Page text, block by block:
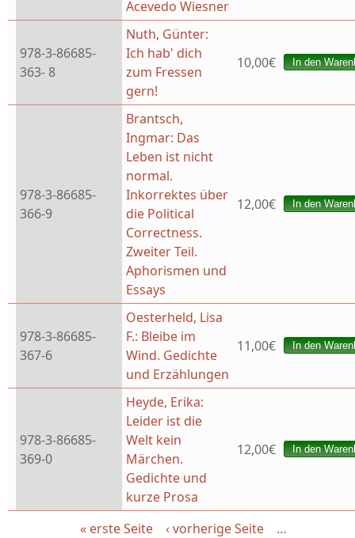
Acevedo Wiesner
978-3-86685-
363- 8
Nuth, Günter:
Ich hab' dich
zum Fressen
gern!
10,00€
978-3-86685-
366-9
Brantsch,
Ingmar: Das
Leben ist nicht
normal.
Inkorrektes über
die Political
Correctness.
Zweiter Teil.
Aphorismen und
Essays
12,00€
978-3-86685-
367-6
Oesterheld, Lisa
F.: Bleibe im
Wind. Gedichte
und Erzählungen
11,00€
978-3-86685-
369-0
Heyde, Erika:
Leider ist die
Welt kein
Märchen.
Gedichte und
kurze Prosa
12,00€
« erste Seite ‹ vorherige Seite
…